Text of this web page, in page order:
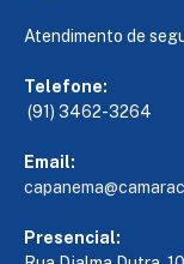
Atendimento de
Telefone:
(91) 3462-3264
Email:
Presencial: